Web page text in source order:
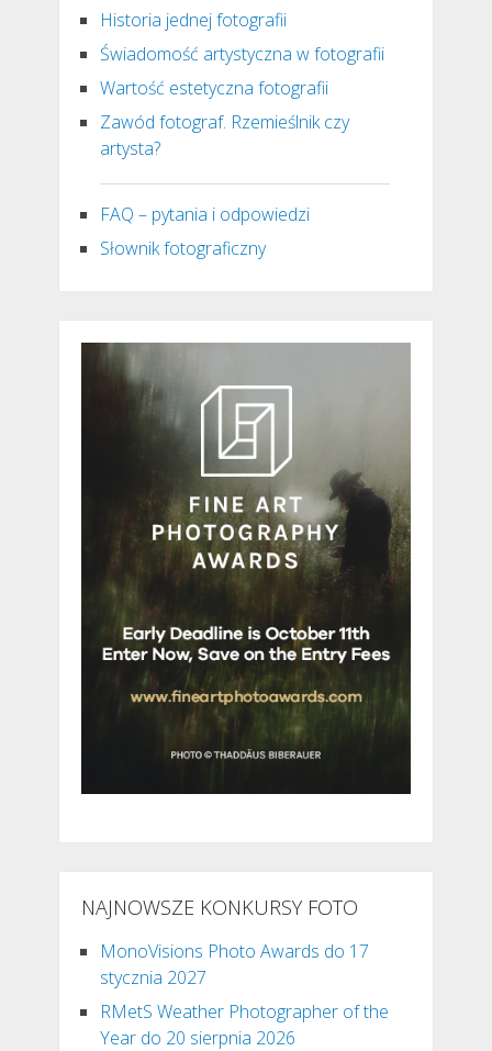
Historia jednej fotografii
Świadomość artystyczna w fotografii
Wartość estetyczna fotografii
Zawód fotograf. Rzemieślnik czy
artysta?
FAQ – pytania i odpowiedzi
Słownik fotograficzny
NAJNOWSZE KONKURSY FOTO
MonoVisions Photo Awards do 17
stycznia 2027
RMetS Weather Photographer of the
Year do 20 sierpnia 2026